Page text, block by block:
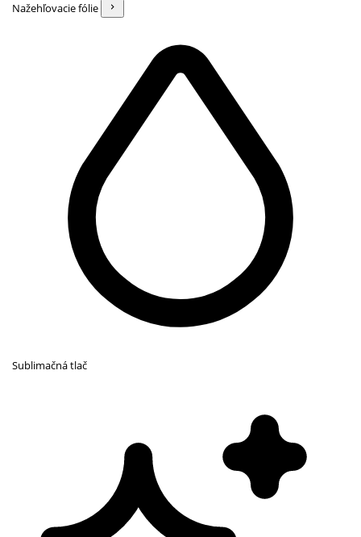
Nažehľovacie fólie
Sublimačná tlač